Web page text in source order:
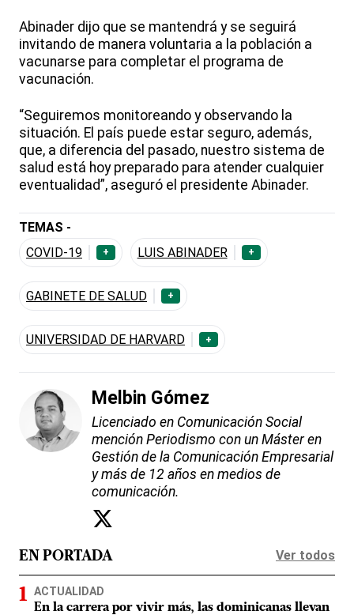
Abinader dijo que se mantendrá y se seguirá
invitando de manera voluntaria a la población a
vacunarse para completar el programa de
vacunación.
“Seguiremos monitoreando y observando la
situación. El país puede estar seguro, además,
que, a diferencia del pasado, nuestro sistema de
salud está hoy preparado para atender cualquier
eventualidad”, aseguró el presidente Abinader.
TEMAS -
COVID-19
+ LUIS ABINADER +
GABINETE DE SALUD +
UNIVERSIDAD DE HARVARD +
Melbin Gómez
Licenciado en Comunicación Social
mención Periodismo con un Máster en
Gestión de la Comunicación Empresarial
y más de 12 años en medios de
comunicación.
EN PORTADA Ver todos
ACTUALIDAD
En la carrera por vivir más, las dominicanas llevan